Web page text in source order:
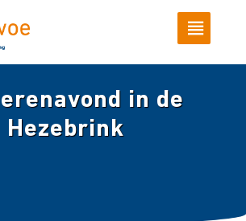
in de
Hezebrink